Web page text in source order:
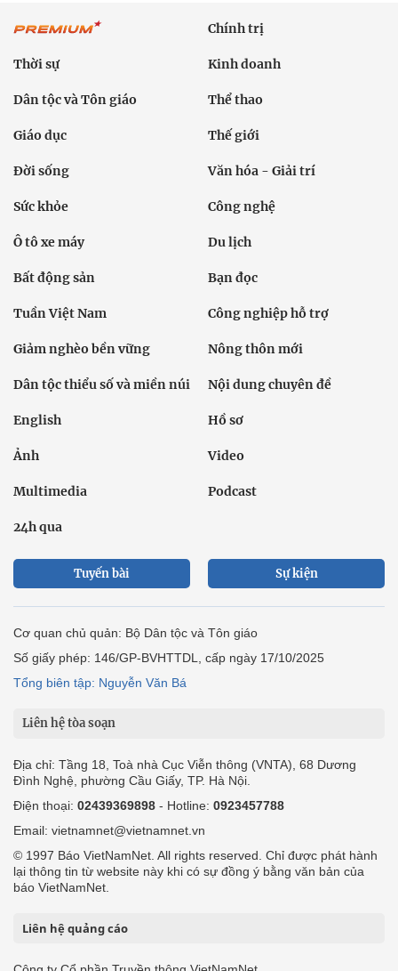
Chính trị
Thời sự Kinh doanh
Dân tộc và Tôn giáo Thể thao
Giáo dục Thế giới
Đời sống Văn hóa - Giải trí
Sức khỏe Công nghệ
Ô tô xe máy Du lịch
Bất động sản Bạn đọc
Tuần Việt Nam Công nghiệp hỗ trợ
Giảm nghèo bền vững Nông thôn mới
Dân tộc thiểu số và miền núi Nội dung chuyên đề
English Hồ sơ
Ảnh Video
Multimedia Podcast
24h qua
Tuyến bài Sự kiện
Cơ quan chủ quản: Bộ Dân tộc và Tôn giáo
Số giấy phép: 146/GP-BVHTTDL, cấp ngày 17/10/2025
Tổng biên tập: Nguyễn Văn Bá
Liên hệ tòa soạn
Địa chỉ: Tầng 18, Toà nhà Cục Viễn thông (VNTA), 68 Dương
Đình Nghệ, phường Cầu Giấy, TP. Hà Nội.
Điện thoại: 02439369898 - Hotline: 0923457788
Email: vietnamnet@vietnamnet.vn
© 1997 Báo VietNamNet. All rights reserved. Chỉ được phát hành
lại thông tin từ website này khi có sự đồng ý bằng văn bản của
báo VietNamNet.
Liên hệ quảng cáo